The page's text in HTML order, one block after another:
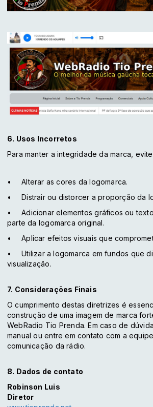
6. Usos Incorretos
Para manter a integridade da marca,
•
Alterar as cores da logomarca.
•
Distrair ou distorcer a proporção da
•
Adicionar elementos gráficos ou
parte da logomarca original.
•
Aplicar efeitos visuais que
•
Utilizar a logomarca em fundos que
visualização.
7. Considerações Finais
O cumprimento destas diretrizes é
construção de uma imagem de marca
WebRadio Tio Prenda. Em caso de
manual ou entre em contato com a
comunicação da rádio.
8. Dados de contato
Robinson Luis
Diretor